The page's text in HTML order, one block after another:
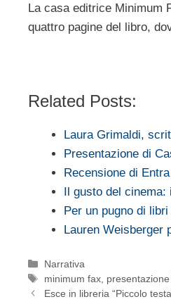
La casa editrice Minimum
quattro pagine del libro,
Related Posts:
Laura Grimaldi,
Presentazione di
Recensione di
Il gusto del
Per un pugno di
Lauren Weisberger
Categorie
Narrativa
Tag
minimum fax
Esce in libreria “Piccolo